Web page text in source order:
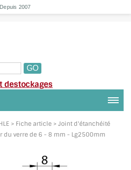
2007
destockages
> Fiche article > Joint d'étanchéité
du verre de 6 - 8 mm - Lg2500mm